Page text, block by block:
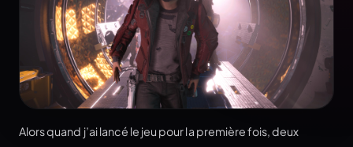
Alors quand j’ai lancé le jeu pour la première fois, deux